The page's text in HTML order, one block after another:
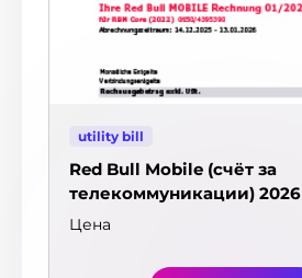
utility bill
Red Bull Mobile (счёт за
телекоммуникации) 2026
Цена